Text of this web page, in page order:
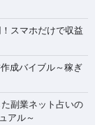
スマホだけで収益
成バイブル～稼ぎ
副業ネット占いの
アル～